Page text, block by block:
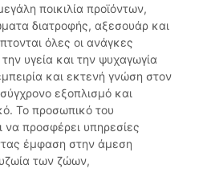
ποικιλία προϊόντων,
διατροφής, αξεσουάρ και
όλες οι ανάγκες
υγεία και την ψυχαγωγία
και εκτενή γνώση στον
εξοπλισμό και
Το προσωπικό του
να προσφέρει υπηρεσίες
έμφαση στην άμεση
των ζώων,